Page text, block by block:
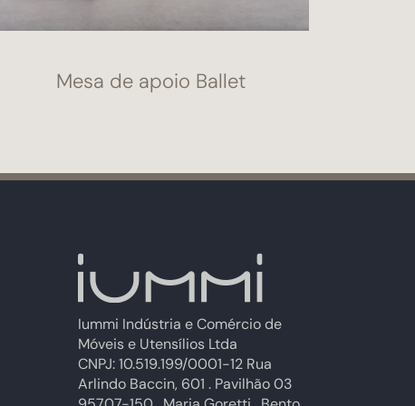
Mesa de apoio Ballet
Iummi Indústria e Comércio de
Móveis e Utensílios Ltda
CNPJ: 10.519.199/0001-12 Rua
Arlindo Baccin, 601 . Pavilhão 03